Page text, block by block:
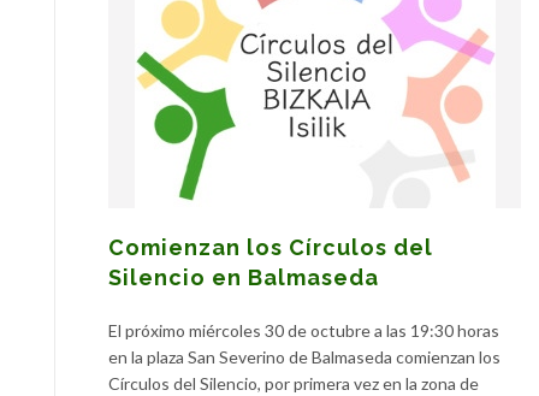
Comienzan los Círculos del
Silencio en Balmaseda
El próximo miércoles 30 de octubre a las 19:30 horas
en la plaza San Severino de Balmaseda comienzan los
Círculos del Silencio, por primera vez en la zona de